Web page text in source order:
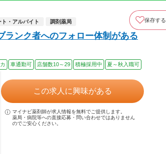
ト・アルバイト 調剤薬局 保存する
ランク者へのフォロー体制がある
車通勤可 店舗数10～29 積極採用中 夏～秋入職可
この求人に興味がある
マイナビ薬剤師が求人情報を無料でご提供します。
薬局・病院等への直接応募・問い合わせではありません
のでご安心ください。